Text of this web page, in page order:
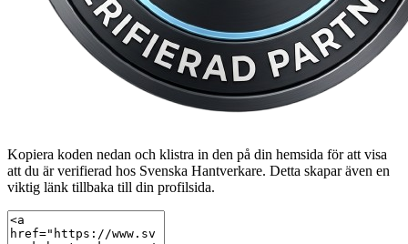
Kopiera koden nedan och klistra in den på din hemsida för att visa
att du är verifierad hos Svenska Hantverkare. Detta skapar även en
viktig länk tillbaka till din profilsida.